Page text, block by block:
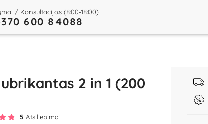
/ Konsultacijos (8:00-18:00)
600 84088
2 in 1 (200
5 Atsiliepimai